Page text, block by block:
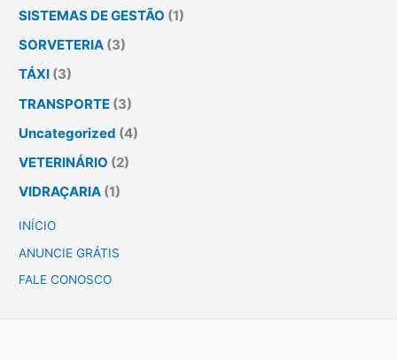
SISTEMAS DE GESTÃO (1)
SORVETERIA (3)
TÁXI (3)
TRANSPORTE (3)
Uncategorized (4)
VETERINÁRIO (2)
VIDRAÇARIA (1)
INÍCIO
ANUNCIE GRÁTIS
FALE CONOSCO